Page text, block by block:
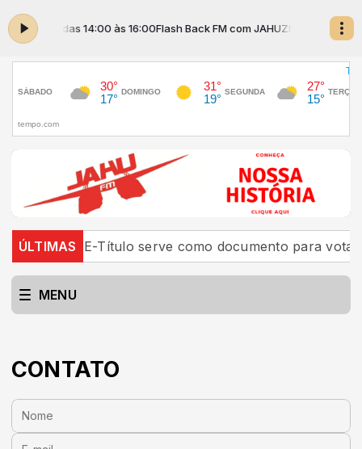
das 14:00 às 16:00Flash Back FM com JAHUZINHO das
ÚLTIMASE-Título serve como documento para votar;
MENU
CONTATO
Nome:
E-mail: